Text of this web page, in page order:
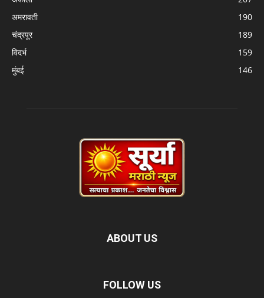
अमरावती
190
चंद्रपूर
189
विदर्भ
159
मुंबई
146
ABOUT US
FOLLOW US